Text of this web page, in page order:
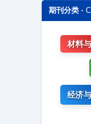
期刊分类 ·
材料
经济